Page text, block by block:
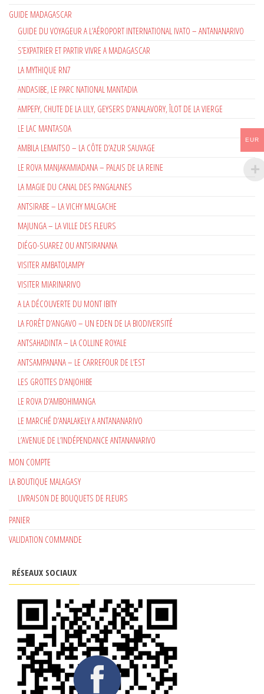
GUIDE MADAGASCAR
GUIDE DU VOYAGEUR A L’AÉROPORT INTERNATIONAL IVATO – ANTANANARIVO
S’EXPATRIER ET PARTIR VIVRE A MADAGASCAR
LA MYTHIQUE RN7
ANDASIBE, LE PARC NATIONAL MANTADIA
AMPEFY, CHUTE DE LA LILY, GEYSERS D’ANALAVORY, ÎLOT DE LA VIERGE
LE LAC MANTASOA
AMBILA LEMAITSO – LA CÔTE D’AZUR SAUVAGE
LE ROVA MANJAKAMIADANA – PALAIS DE LA REINE
LA MAGIE DU CANAL DES PANGALANES
ANTSIRABE – LA VICHY MALGACHE
MAJUNGA – LA VILLE DES FLEURS
DIÉGO-SUAREZ OU ANTSIRANANA
VISITER AMBATOLAMPY
VISITER MIARINARIVO
A LA DÉCOUVERTE DU MONT IBITY
LA FORÊT D’ANGAVO – UN EDEN DE LA BIODIVERSITÉ
ANTSAHADINTA – LA COLLINE ROYALE
ANTSAMPANANA – LE CARREFOUR DE L’EST
LES GROTTES D’ANJOHIBE
LE ROVA D’AMBOHIMANGA
LE MARCHÉ D’ANALAKELY A ANTANANARIVO
L’AVENUE DE L’INDÉPENDANCE ANTANANARIVO
MON COMPTE
LA BOUTIQUE MALAGASY
LIVRAISON DE BOUQUETS DE FLEURS
PANIER
VALIDATION COMMANDE
RÉSEAUX SOCIAUX
EUR